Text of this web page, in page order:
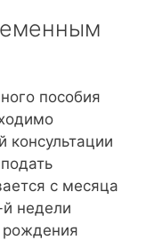
пособия
консультации
с месяца
недели